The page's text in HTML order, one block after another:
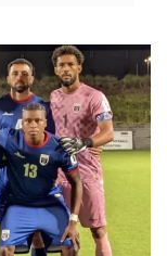
Guinée
Bénin :